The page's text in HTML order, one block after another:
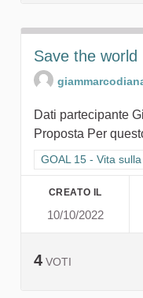
Save the world
Dati partecipante
Proposta Per
Filtra i risultati per
GOAL 15 - Vita
CREATO IL
10/10/2022
4 VOTI